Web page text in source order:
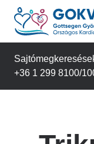
Ugrás
tartalomra
+36 1 299 8100/